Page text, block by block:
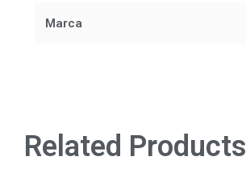
Marca
Related Products